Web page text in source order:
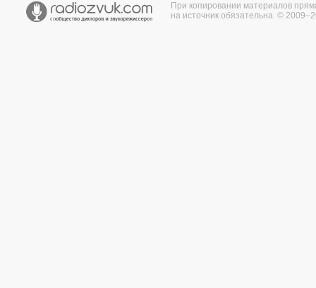
При копировании материалов
на источник обязательна. ©